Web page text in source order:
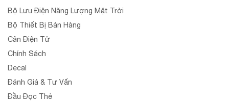
Bộ Lưu Điện Năng Lượng Mặt Trời
Bộ Thiết Bị Bán Hàng
Cân Điện Tử
Chính Sách
Decal
Đánh Giá & Tư Vấn
Đầu Đọc Thẻ